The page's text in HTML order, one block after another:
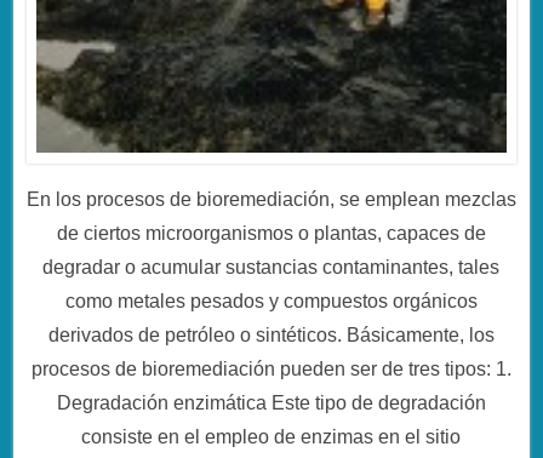
En los procesos de bioremediación, se emplean mezclas
de ciertos microorganismos o plantas, capaces de
degradar o acumular sustancias contaminantes, tales
como metales pesados y compuestos orgánicos
derivados de petróleo o sintéticos. Básicamente, los
procesos de bioremediación pueden ser de tres tipos: 1.
Degradación enzimática Este tipo de degradación
consiste en el empleo de enzimas en el sitio